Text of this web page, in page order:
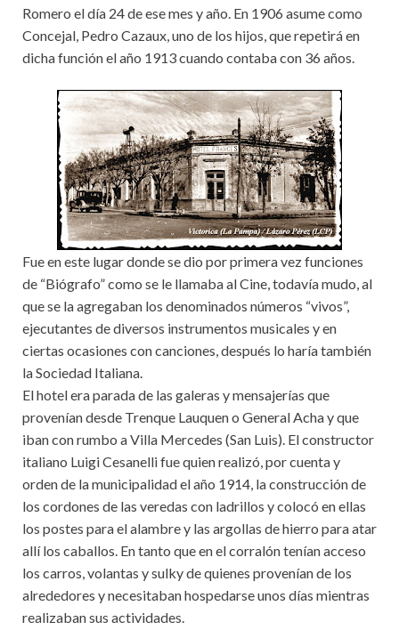
Romero el día 24 de ese mes y año. En 1906 asume como
Concejal, Pedro Cazaux, uno de los hijos, que repetirá en
dicha función el año 1913 cuando contaba con 36 años.
Fue en este lugar donde se dio por primera vez funciones
de “Biógrafo” como se le llamaba al Cine, todavía mudo, al
que se la agregaban los denominados números “vivos”,
ejecutantes de diversos instrumentos musicales y en
ciertas ocasiones con canciones, después lo haría también
la Sociedad Italiana.
El hotel era parada de las galeras y mensajerías que
provenían desde Trenque Lauquen o General Acha y que
iban con rumbo a Villa Mercedes (San Luis). El constructor
italiano Luigi Cesanelli fue quien realizó, por cuenta y
orden de la municipalidad el año 1914, la construcción de
los cordones de las veredas con ladrillos y colocó en ellas
los postes para el alambre y las argollas de hierro para atar
allí los caballos. En tanto que en el corralón tenían acceso
los carros, volantas y sulky de quienes provenían de los
alrededores y necesitaban hospedarse unos días mientras
realizaban sus actividades.